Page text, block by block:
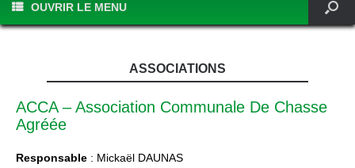
OUVRIR LE MENU
ASSOCIATIONS
ACCA – Association Communale De Chasse
Agréée
Responsable : Mickaël DAUNAS